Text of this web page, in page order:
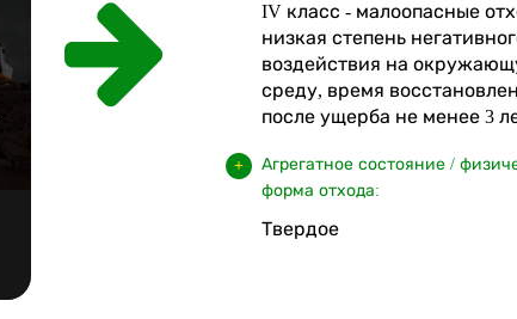
IV класс - малоопасные
низкая степень
воздействия на
среду, время
после ущерба не менее 3
Агрегатное состояние /
форма отхода:
Твердое